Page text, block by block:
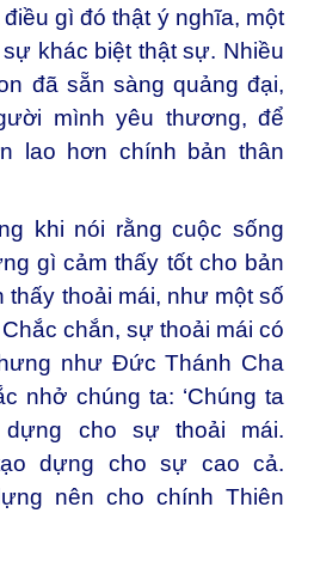
gì đó thật ý nghĩa, một
khác biệt thật sự. Nhiều
đã sẵn sàng quảng đại,
mình yêu thương, để
lao hơn chính bản thân
khi nói rằng cuộc sống
gì cảm thấy tốt cho bản
thấy thoải mái, như một số
chắn, sự thoải mái có
như Đức Thánh Cha
nhở chúng ta: ‘Chúng ta
cho sự thoải mái.
dựng cho sự cao cả.
nên cho chính Thiên